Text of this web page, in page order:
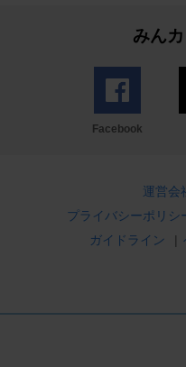
みん
Facebook
運営会
プライバシーポリシ
ガイドライン
|